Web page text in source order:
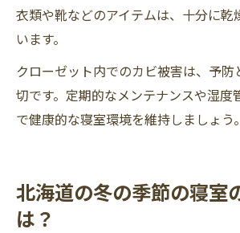
衣類や靴などのアイテムは、十分に乾
います。
クローゼット内でのカビ被害は、予防
切です。定期的なメンテナンスや湿度
で健康的な寝室環境を維持しましょう。
北海道の冬の季節の寝室
は？